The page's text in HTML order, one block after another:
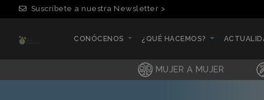
Suscríbete a nuestra Newsletter >
CONÓCENOS
¿QUÉ HACEMOS?
MUJER A MUJER